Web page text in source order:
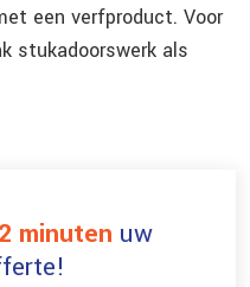
een verfproduct. Voor
stukadoorswerk als
2 minuten uw